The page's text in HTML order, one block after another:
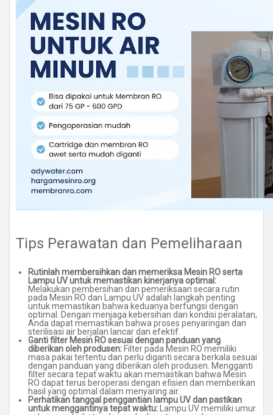
Tips Perawatan dan Pemeliharaan
Rutinlah membersihkan dan memeriksa Mesin RO serta
Lampu UV untuk memastikan kinerjanya optimal:
Melakukan pembersihan dan pemeriksaan secara rutin
pada Mesin RO dan Lampu UV adalah langkah penting
untuk memastikan bahwa keduanya berfungsi dengan
optimal. Dengan menjaga kebersihan dan kondisi peralatan,
Anda dapat memastikan bahwa proses penyaringan dan
sterilisasi air berjalan lancar dan efektif.
Ganti filter Mesin RO sesuai dengan panduan yang
diberikan oleh produsen: Filter pada Mesin RO memiliki
masa pakai tertentu dan perlu diganti secara berkala sesuai
dengan panduan yang diberikan oleh produsen. Mengganti
filter secara tepat waktu akan memastikan bahwa Mesin
RO dapat terus beroperasi dengan efisien dan memberikan
hasil yang optimal dalam menyaring air.
Perhatikan tanggal penggantian lampu UV dan pastikan
untuk menggantinya tepat waktu: Lampu UV memiliki umur